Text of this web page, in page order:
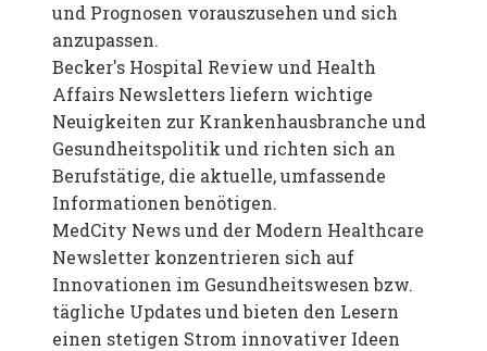
und Prognosen vorauszusehen und sich
anzupassen.
Becker's Hospital Review und Health
Affairs Newsletters liefern wichtige
Neuigkeiten zur Krankenhausbranche und
Gesundheitspolitik und richten sich an
Berufstätige, die aktuelle, umfassende
Informationen benötigen.
MedCity News und der Modern Healthcare
Newsletter konzentrieren sich auf
Innovationen im Gesundheitswesen bzw.
tägliche Updates und bieten den Lesern
einen stetigen Strom innovativer Ideen